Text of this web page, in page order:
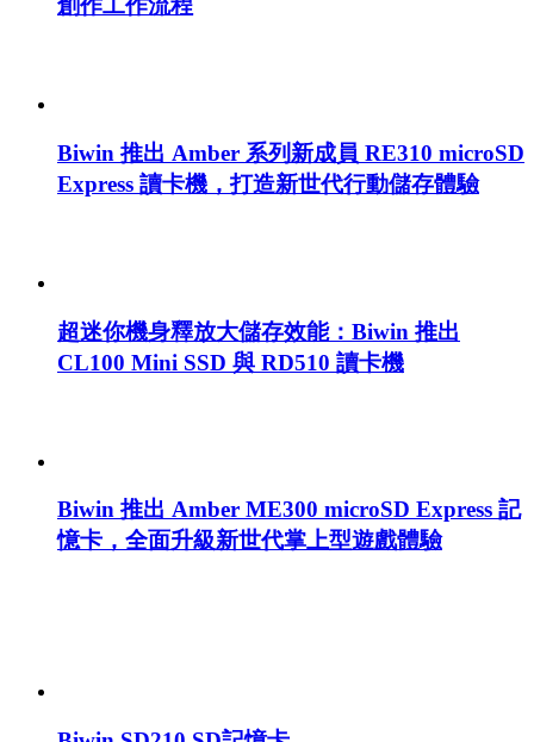
創作工作流程
Biwin 推出 Amber 系列新成員 RE310 microSD
Express 讀卡機，打造新世代行動儲存體驗
超迷你機身釋放大儲存效能：Biwin 推出
CL100 Mini SSD 與 RD510 讀卡機
Biwin 推出 Amber ME300 microSD Express 記
憶卡，全面升級新世代掌上型遊戲體驗